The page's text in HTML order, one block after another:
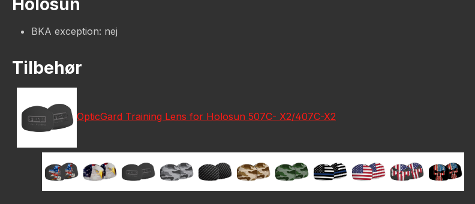
Holosun
BKA exception: nej
Tilbehør
OpticGard Training Lens for Holosun 507C- X2/407C-X2